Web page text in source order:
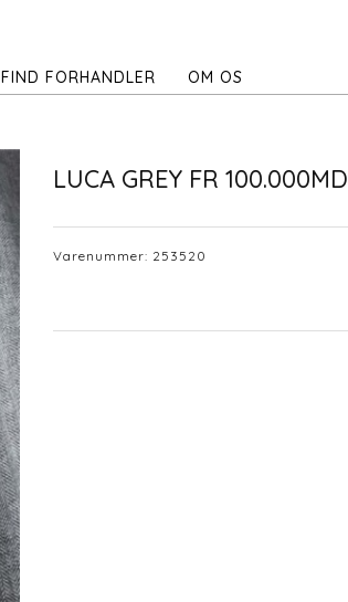
FIND FORHANDLER OM OS
LUCA GREY FR 100.000MD
Varenummer: 253520